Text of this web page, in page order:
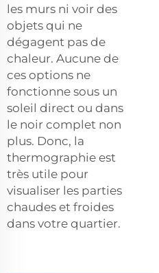
les murs ni voir des
objets qui ne
dégagent pas de
chaleur. Aucune de
ces options ne
fonctionne sous un
soleil direct ou dans
le noir complet non
plus. Donc, la
thermographie est
très utile pour
visualiser les parties
chaudes et froides
dans votre quartier.